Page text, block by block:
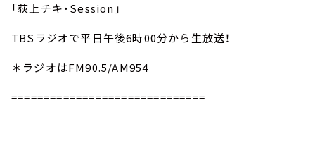
「荻上チキ・Session」
TBSラジオで平日午後6時00分から生放送！
＊ラジオはFM90.5/AM954
==============================